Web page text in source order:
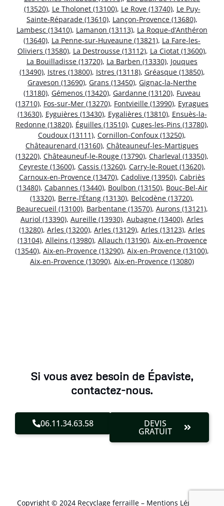
(13520), Le Tholonet (13100), Le Rove (13740), Le Puy-
Sainte-Réparade (13610), Lançon-Provence (13680),
Lambesc (13410), Lamanon (13113), La Roque-d’Anthéron
(13640), La Penne-sur-Huveaune (13821), La Fare-les-
Oliviers (13580), La Destrousse (13112), La Ciotat (13600),
La Bouilladisse (13720), La Barben (13330), Jouques
(13490), Istres (13800), Istres (13118), Gréasque (13850),
Graveson (13690), Grans (13450), Gignac-la-Nerthe
(13180), Gémenos (13420), Gardanne (13120), Fuveau
(13710), Fos-sur-Mer (13270), Fontvieille (13990), Eyragues
(13630), Eyguières (13430), Eygalières (13810), Ensuès-la-
Redonne (13820), Éguilles (13510), Cuges-les-Pins (13780),
Coudoux (13111), Cornillon-Confoux (13250),
Châteaurenard (13160), Châteauneuf-les-Martigues
(13220), Châteauneuf-le-Rouge (13790), Charleval (13350),
Ceyreste (13600), Cassis (13260), Carry-le-Rouet (13620),
Carnoux-en-Provence (13470), Cadolive (13950), Cabriès
(13480), Cabannes (13440), Boulbon (13150), Bouc-Bel-Air
(13320), Berre-l’Étang (13130), Belcodène (13720),
Beaurecueil (13100), Barbentane (13570), Aurons (13121),
Auriol (13390), Aureille (13930), Aubagne (13400), Arles
(13280), Arles (13200), Arles (13129), Arles (13123), Arles
(13104), Alleins (13980), Allauch (13190), Aix-en-Provence
(13540), Aix-en-Provence (13290), Aix-en-Provence (13100),
Aix-en-Provence (13090), Aix-en-Provence (13080)
Si vous avez besoin de Épaviste,
contactez-nous.
06.11.34.63.58 DEVIS
GRATUIT
Copyright © 2024 Recyclage ferraille – Mentions Légales